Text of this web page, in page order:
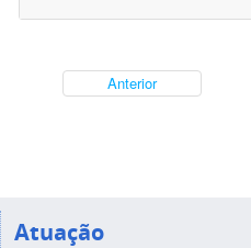
Anterior
Atuação